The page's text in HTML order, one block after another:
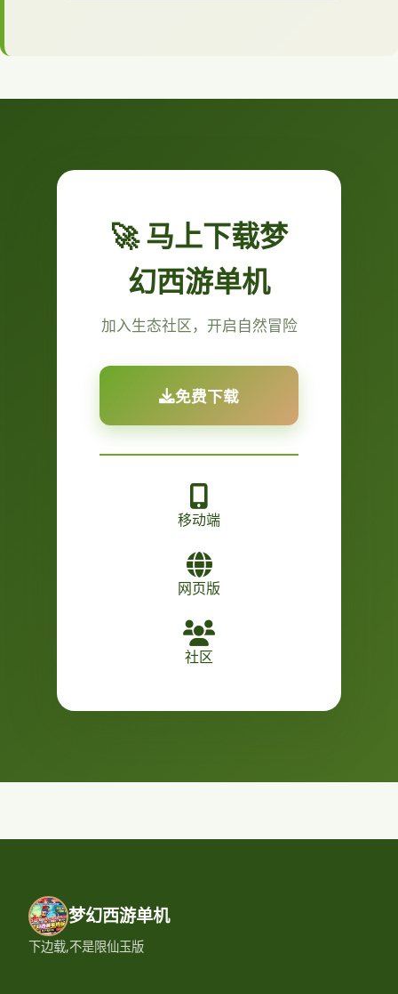
🚀 马上下载梦
幻西游单机
加入生态社区，开启自然冒险
免费下载
移动端
网页版
社区
梦幻西游单机
下边载,不是限仙玉版